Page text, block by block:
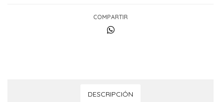
COMPARTIR
DESCRIPCIÓN